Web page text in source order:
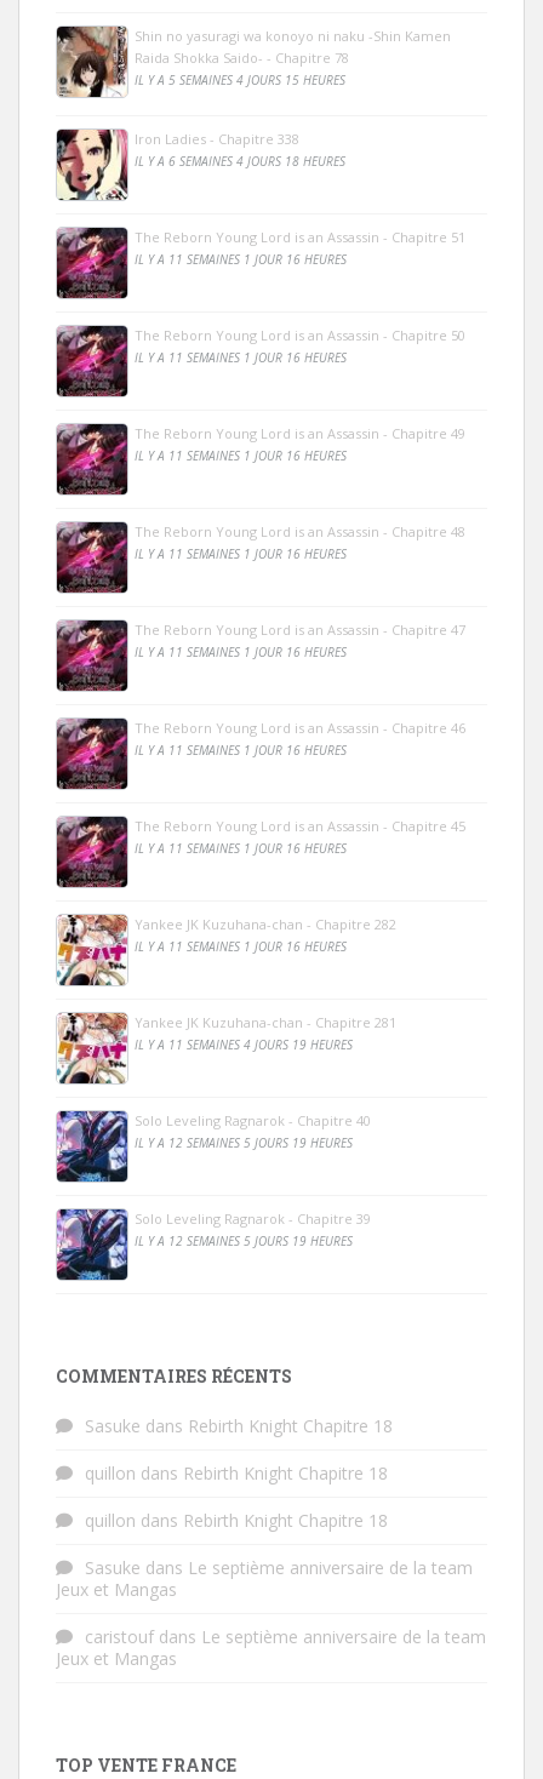
Shin no yasuragi wa konoyo ni naku -Shin Kamen
Raida Shokka Saido- - Chapitre 78
IL Y A 5 SEMAINES 4 JOURS 15 HEURES
Iron Ladies - Chapitre 338
IL Y A 6 SEMAINES 4 JOURS 18 HEURES
The Reborn Young Lord is an Assassin - Chapitre 51
IL Y A 11 SEMAINES 1 JOUR 16 HEURES
The Reborn Young Lord is an Assassin - Chapitre 50
IL Y A 11 SEMAINES 1 JOUR 16 HEURES
The Reborn Young Lord is an Assassin - Chapitre 49
IL Y A 11 SEMAINES 1 JOUR 16 HEURES
The Reborn Young Lord is an Assassin - Chapitre 48
IL Y A 11 SEMAINES 1 JOUR 16 HEURES
The Reborn Young Lord is an Assassin - Chapitre 47
IL Y A 11 SEMAINES 1 JOUR 16 HEURES
The Reborn Young Lord is an Assassin - Chapitre 46
IL Y A 11 SEMAINES 1 JOUR 16 HEURES
The Reborn Young Lord is an Assassin - Chapitre 45
IL Y A 11 SEMAINES 1 JOUR 16 HEURES
Yankee JK Kuzuhana-chan - Chapitre 282
IL Y A 11 SEMAINES 1 JOUR 16 HEURES
Yankee JK Kuzuhana-chan - Chapitre 281
IL Y A 11 SEMAINES 4 JOURS 19 HEURES
Solo Leveling Ragnarok - Chapitre 40
IL Y A 12 SEMAINES 5 JOURS 19 HEURES
Solo Leveling Ragnarok - Chapitre 39
IL Y A 12 SEMAINES 5 JOURS 19 HEURES
COMMENTAIRES RÉCENTS
Sasuke dans Rebirth Knight Chapitre 18
quillon dans Rebirth Knight Chapitre 18
quillon dans Rebirth Knight Chapitre 18
Sasuke dans Le septième anniversaire de la team
Jeux et Mangas
caristoufdans Le septième anniversaire de la team
Jeux et Mangas
TOP VENTE FRANCE